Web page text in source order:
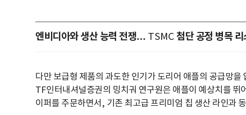
엔비디아와 생산 능력 전쟁… TSMC 첨단 공정 병목 리
다만 보급형 제품의 과도한 인기가 도리어 애플의 공급망
TF인터내셔널증권의 밍치궈 연구원은 애플이 예상치를 뛰
이퍼를 주문하면서 , 기존 최고급 프리미엄 칩 생산 라인과